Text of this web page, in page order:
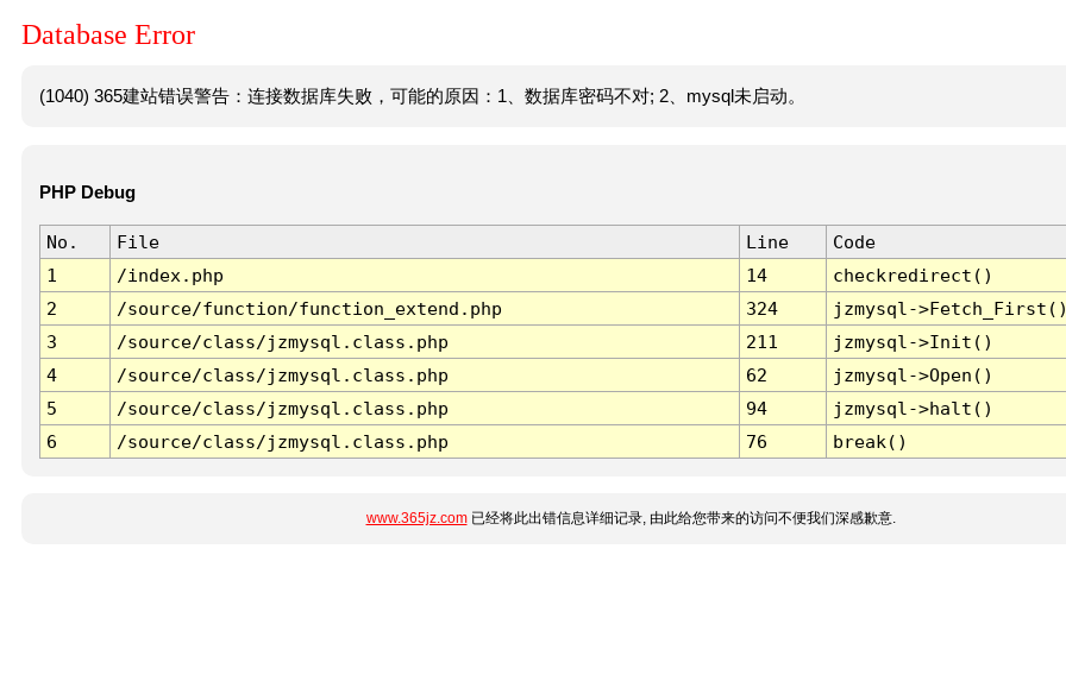
Database Error
(1040) 365建站错误警告：连接数据库失败，可能的原因：1、数据库密码不对; 2、mysql未启动。
PHP Debug
No. File Line
Code
1
/index.php 14
checkredirect()
2
/source/function/function_extend.php 324
jzmysql-
3
/source/class/jzmysql.class.php 211
jzmysql->Init()
4
/source/class/jzmysql.class.php 62
jzmysql->Open()
5
/source/class/jzmysql.class.php 94
jzmysql->halt()
6
/source/class/jzmysql.class.php 76 break()
www.365jz.com已经将此出错信息详细记录, 由此给您带来的访问不便我们深感歉意.